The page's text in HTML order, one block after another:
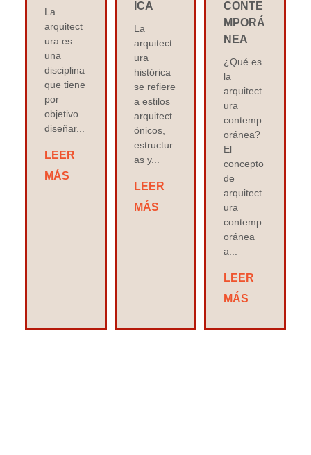
La
arquitect
ura es
una
disciplina
que tiene
por
objetivo
diseñar...
LEER
MÁS
ICA
La
arquitect
ura
histórica
se refiere
a estilos
arquitect
ónicos,
estructur
as y...
LEER
MÁS
CONTE
MPORÁ
NEA
¿Qué es
la
arquitect
ura
contemp
oránea?
El
concepto
de
arquitect
ura
contemp
oránea
a...
LEER
MÁS